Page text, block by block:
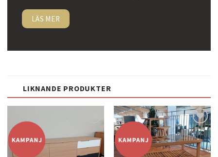
LÄS MER
LIKNANDE PRODUKTER
Lägg
till i
önskelistan
Lägg
till i
önskelistan